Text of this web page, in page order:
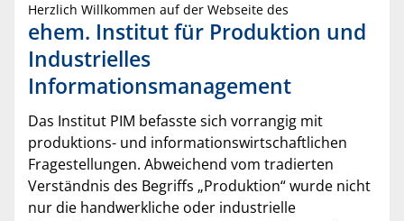
Herzlich Willkommen auf der Webseite des
ehem. Institut für Produktion und
Industrielles
Informationsmanagement
Das Institut PIM befasste sich vorrangig mit
produktions- und informationswirtschaftlichen
Fragestellungen. Abweichend vom tradierten
Verständnis des Begriffs „Produktion“ wurde nicht
nur die handwerkliche oder industrielle